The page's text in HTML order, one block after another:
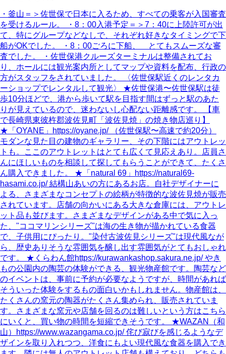
・釜山＝＞佐世保で日本に入るため、すべての乗客が入国審査
を受けるルール。 ・8：00入港予定＝＞7：40に上陸許可が出
て、特にグループなどなしで、それぞれ好きなタイミングで下
船がOKでした。 ・8：00ごろに下船、 とてもスムーズな審
査でした。 ・佐世保港クルーズターミナルは整備されてお
り、ホールには観光案内所としてマップや資料を配布、行政の
方がスタッフをされていました。 〈佐世保駅近くのレンタカ
ーショップでレンタルして観光〉 ★佐世保港〜佐世保駅は徒
歩10分ほどで、港から歩いて駅を目指す間はずっと駅のあた
りが見えているので、迷わないし心配ない距離感です。 【車
で長崎県東彼杵郡波佐見町「波佐見焼」の焼き物店巡り】
★「OYANE」https://oyane.jp/ （佐世保駅〜高速で約20分）
モダンな見た目の建物のギャラリー、その下階にはアウトレッ
トも。ここのアウトレットはとても広くて見応えあり。店員さ
んにほしいものを相談して探してもらうことができて、たくさ
ん購入できました。 ★「natural 69」https://natural69-
hasami.co.jp/ 結構山あいの方にあるお店。自社デザイナーに
よる、さまざまなコンセプトの絵柄が特徴的な波佐見焼が販売
されています。店舗の向かいにある大きな倉庫には、アウトレ
ット品も並びます。さまざまなデザインがある中で気に入っ
た、"ココマリンシリーズ"は海の生き物が描かれている食器
で、子供用にぴったり。"染付古波佐見シリーズ"は現代風なが
ら、歴史ありそうな雰囲気を醸し出す雰囲気がとてもおしゃれ
です。 ★くらわん館https://kurawankashop.sakura.ne.jp/ やき
もの公園内の陶芸の体験ができる、観光物産館です。陶芸など
のイベントは、事前に予約が必要なようですが、時間があれば
そういった体験をするもの面白いかもしれません。物産館は、
たくさんの窯元の陶器がたくさん集められ、販売されていま
す。さまざまな窯元や店舗を回るのは難しいという方はこちら
にいくと、買い物の時間を短縮できそうです。 ★WAZAN（和
山）https://www.wazangama.co.jp/ 侘び寂びを感じるようなデ
ザインを取り入れつつ、洋食にもよい現代風な食器を購入でき